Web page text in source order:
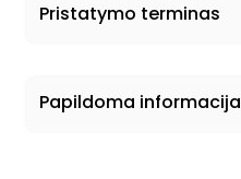
Pristatymo terminas
Papildoma informacija